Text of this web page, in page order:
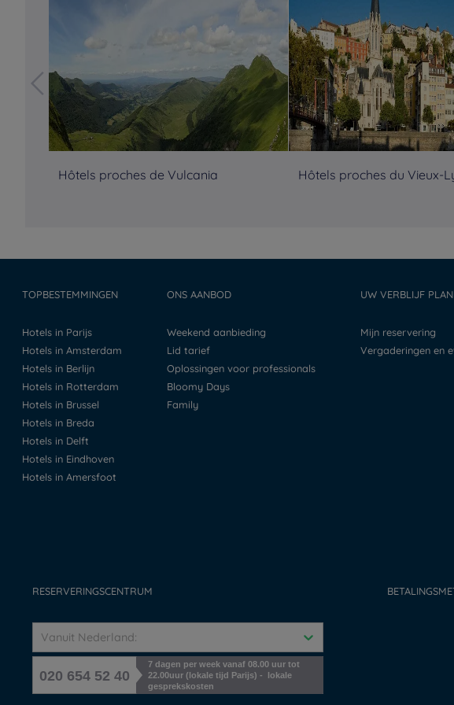
Hôtels proches de Vulcania Hôtels proches du Vieux-
TOPBESTEMMINGEN
Hotels in Parijs
Hotels in Amsterdam
Hotels in Berlijn
Hotels in Rotterdam
Hotels in Brussel
Hotels in Breda
Hotels in Delft
Hotels in Eindhoven
Hotels in Amersfoot
ONS AANBOD
Weekend aanbieding
Lid tarief
Oplossingen voor professionals
Bloomy Days
Family
UW VERBLIJF
Mijn reservering
Vergaderingen en
RESERVERINGSCENTRUM
Vanuit Nederland:
020 654 52 40
7 dagen per week vanaf 08.00 uur tot
22.00uur (lokale tijd Parijs) - lokale
gesprekskosten